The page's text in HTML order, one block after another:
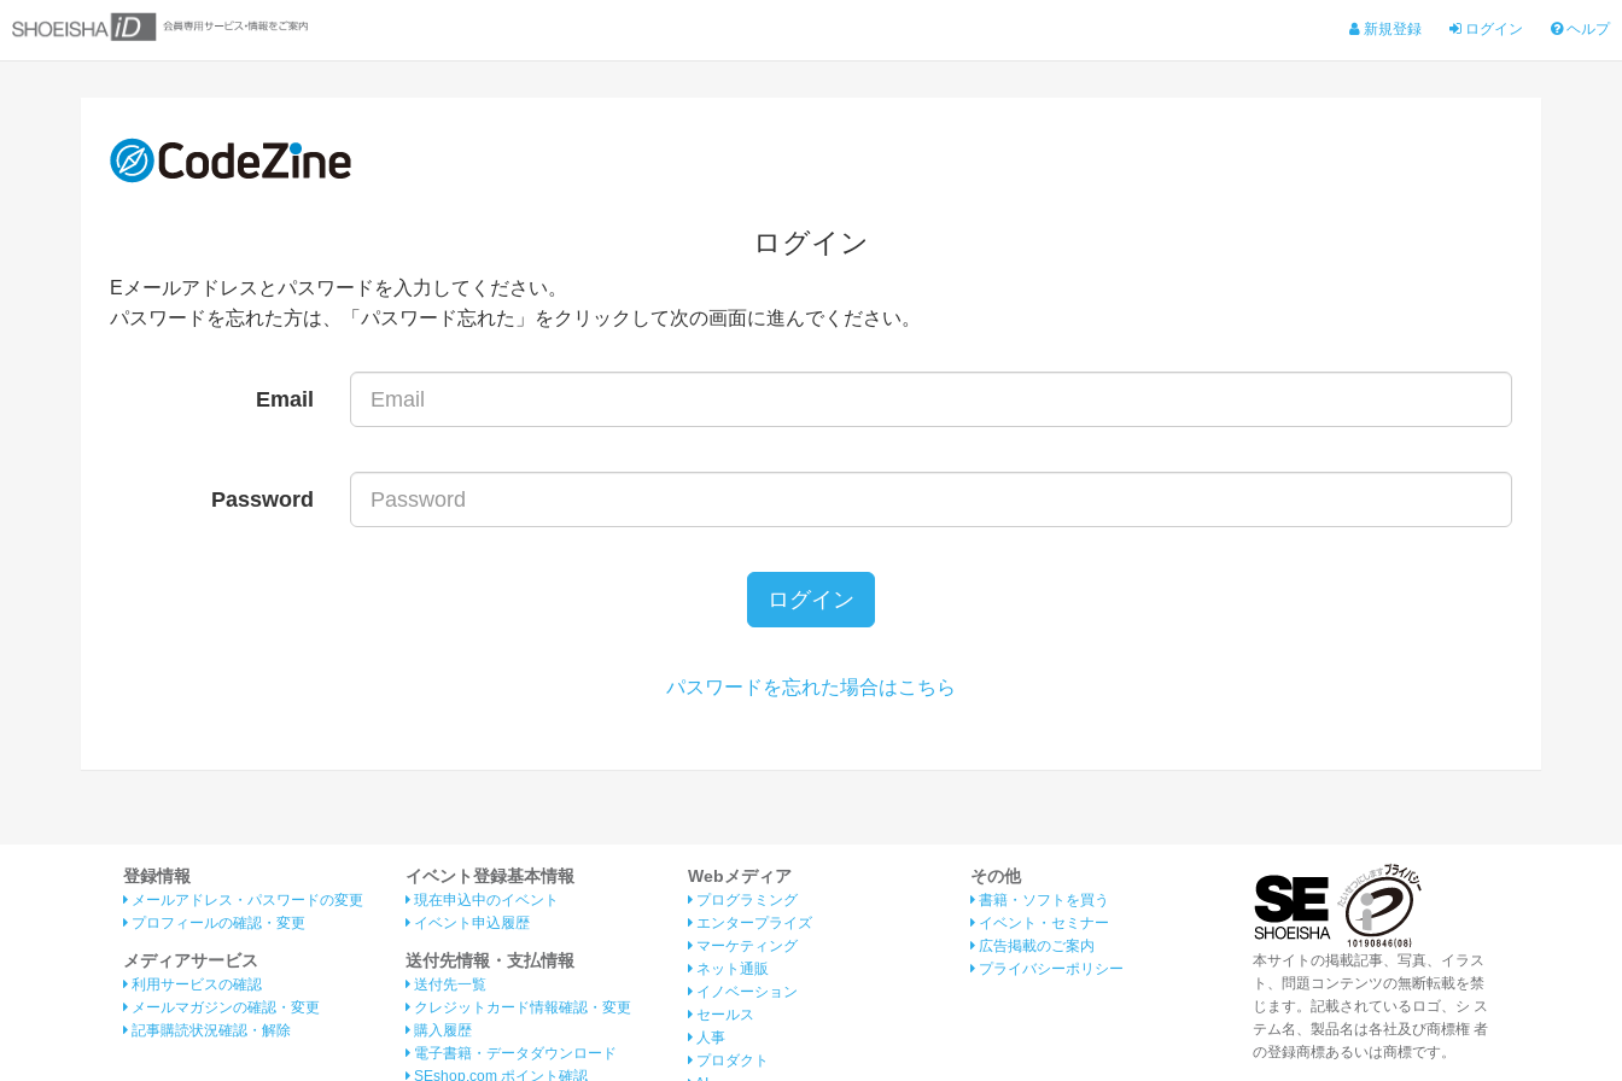
新規登録 ログイン ヘルプ
ログイン
Eメールアドレスとパスワードを入力してください。
パスワードを忘れた方は、「パスワード忘れた」をクリックして次の画面に進んでください。
Email
Password
ログイン
パスワードを忘れた場合はこちら
登録情報
メールアドレス・パスワードの変更
プロフィールの確認・変更
メディアサービス
利用サービスの確認
メールマガジンの確認・変更
記事購読状況確認・解除
イベント登録基本情報
現在申込中のイベント
イベント申込履歴
送付先情報・支払情報
送付先一覧
クレジットカード情報確認・変更
購入履歴
電子書籍・データダウンロード
SEshop.com ポイント確認
Webメディア
プログラミング
エンタープライズ
マーケティング
ネット通販
イノベーション
セールス
人事
プロダクト
その他
書籍・ソフトを買う
イベント・セミナー
広告掲載のご案内
プライバシーポリシー
本サイトの掲載記事、写真、イラス
ト、問題コンテンツの無断転載を禁
じます。記載されているロゴ、シ ス
テム名、製品名は各社及び商標権 者
の登録商標あるいは商標です。